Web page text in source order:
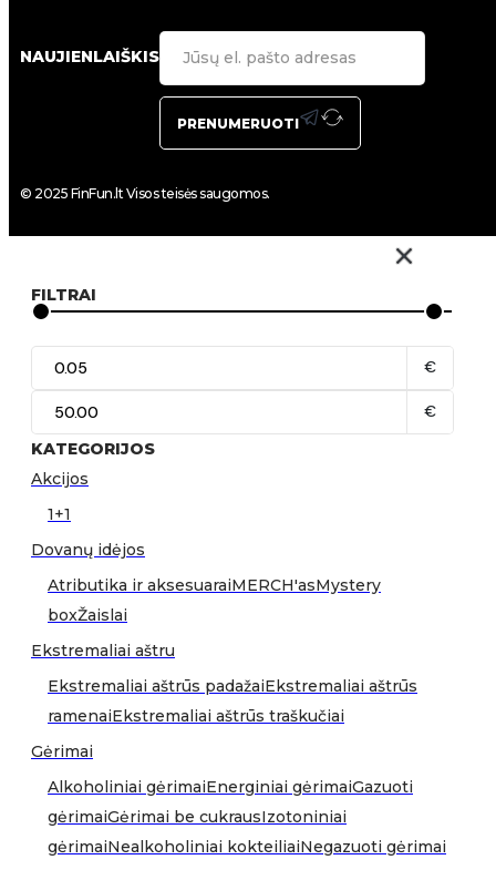
NAUJIENLAIŠKIS
PRENUMERUOTI
© 2025 FinFun.lt Visos teisės saugomos.
FILTRAI
€
€
KATEGORIJOS
Akcijos
1+1
Dovanų idėjos
Atributika ir aksesuaraiMERCH'asMystery
boxŽaislai
Ekstremaliai aštru
Ekstremaliai aštrūs padažaiEkstremaliai aštrūs
ramenaiEkstremaliai aštrūs traškučiai
Gėrimai
Alkoholiniai gėrimaiEnerginiai gėrimaiGazuoti
gėrimaiGėrimai be cukrausIzotoniniai
gėrimaiNealkoholiniai kokteiliaiNegazuoti gėrimai